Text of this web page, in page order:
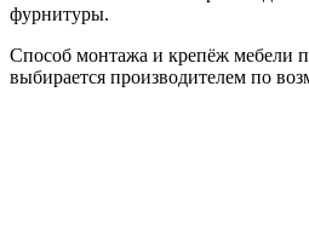
фурнитуры.
Способ монтажа и крепёж мебели
выбирается производителем по